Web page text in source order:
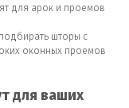
для арок и проемов
шторы с
оконных проемов
для ваших